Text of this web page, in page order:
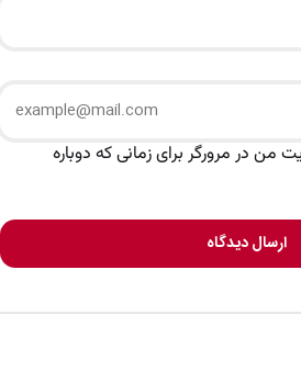
من در مرورگر برای زمانی که دوباره
ارسال دیدگاه